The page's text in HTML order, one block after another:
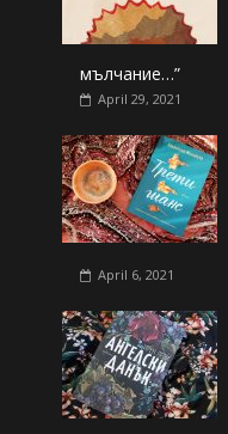
мълчание…”
April 29, 2021
April 6, 2021